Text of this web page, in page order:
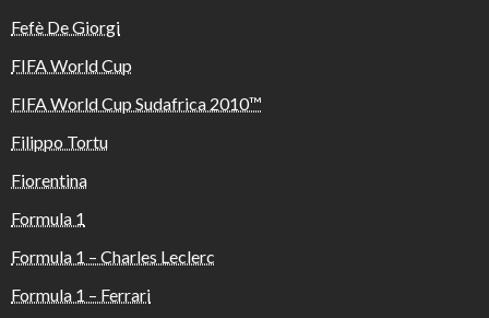
Fefè De Giorgi
FIFA World Cup
FIFA World Cup Sudafrica 2010™️
Filippo Tortu
Fiorentina
Formula 1
Formula 1 – Charles Leclerc
Formula 1 – Ferrari